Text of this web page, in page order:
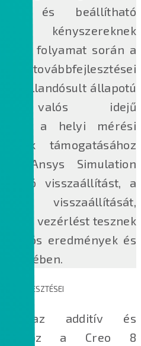
és beállítható
kényszereknek
folyamat során a
továbbfejlesztései
az állandósult állapotú
valós idejű
a helyi mérési
támogatásához
Ansys Simulation
háló visszaállítást, a
visszaállítását,
vezérlést tesznek
eredmények és
FEJLESZTÉSEI
az additív és
a Creo 8